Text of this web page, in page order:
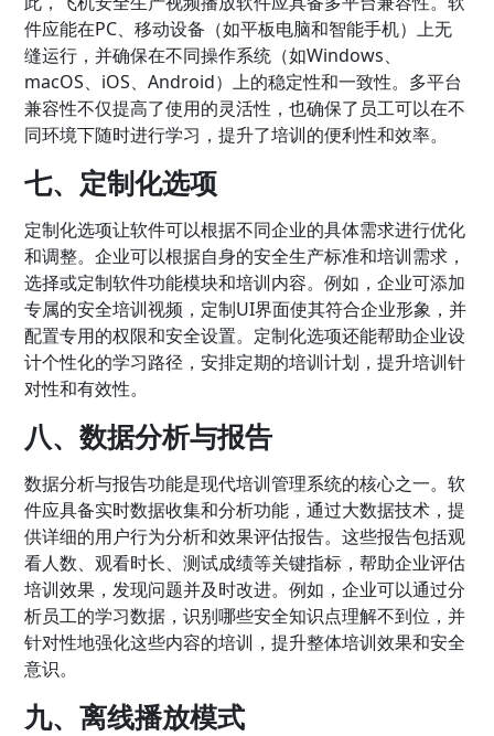
件应能在PC、移动设备（如平板电脑和智能手机）上无
缝运行，并确保在不同操作系统（如Windows、
macOS、iOS、Android）上的稳定性和一致性。多平台
兼容性不仅提高了使用的灵活性，也确保了员工可以在不
同环境下随时进行学习，提升了培训的便利性和效率。
七、定制化选项
定制化选项让软件可以根据不同企业的具体需求进行优化
和调整。企业可以根据自身的安全生产标准和培训需求，
选择或定制软件功能模块和培训内容。例如，企业可添加
专属的安全培训视频，定制UI界面使其符合企业形象，并
配置专用的权限和安全设置。定制化选项还能帮助企业设
计个性化的学习路径，安排定期的培训计划，提升培训针
对性和有效性。
八、数据分析与报告
数据分析与报告功能是现代培训管理系统的核心之一。软
件应具备实时数据收集和分析功能，通过大数据技术，提
供详细的用户行为分析和效果评估报告。这些报告包括观
看人数、观看时长、测试成绩等关键指标，帮助企业评估
培训效果，发现问题并及时改进。例如，企业可以通过分
析员工的学习数据，识别哪些安全知识点理解不到位，并
针对性地强化这些内容的培训，提升整体培训效果和安全
意识。
九、离线播放模式